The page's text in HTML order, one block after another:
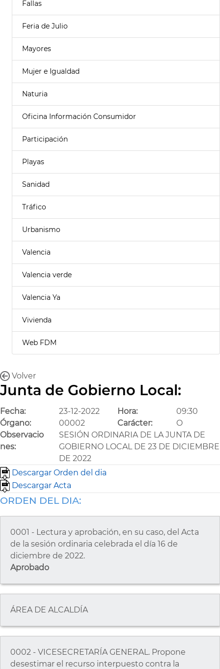
Fallas
Feria de Julio
Mayores
Mujer e Igualdad
Naturia
Oficina Información Consumidor
Participación
Playas
Sanidad
Tráfico
Urbanismo
Valencia
Valencia verde
Valencia Ya
Vivienda
Web FDM
Volver
Junta de Gobierno Local:
Fecha: 23-12-2022 Hora:
09:30
Órgano:
00002 Carácter:
O
Observacio
nes:
SESIÓN ORDINARIA DE LA JUNTA DE
GOBIERNO LOCAL DE 23 DE DICIEMBRE
DE 2022
Descargar Orden del dia
Descargar Acta
ORDEN DEL DIA:
0001 - Lectura y aprobación, en su caso, del Acta
de la sesión ordinaria celebrada el día 16 de
diciembre de 2022.
Aprobado
ÁREA DE ALCALDÍA
0002 - VICESECRETARÍA GENERAL. Propone
desestimar el recurso interpuesto contra la